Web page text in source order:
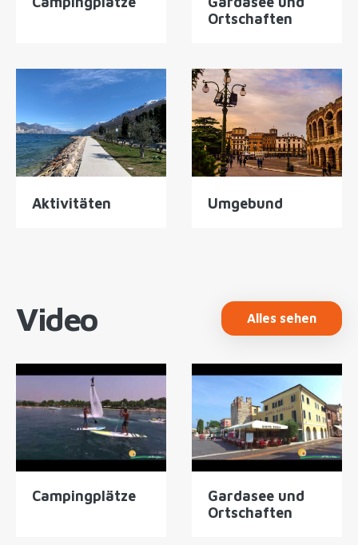
Ortschaften
Aktivitäten Umgebund
Video Alles sehen
Campingplätze
Gardasee und
Ortschaften